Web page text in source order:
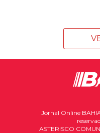
Jornal Online
ASTERISCO